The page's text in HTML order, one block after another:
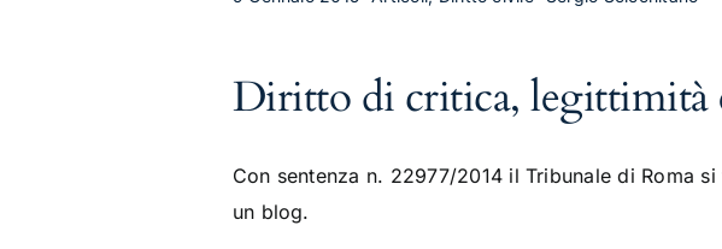
Diritto di critica, legittimità
Con sentenza n. 22977/2014 il Tribunale di Roma
un blog.